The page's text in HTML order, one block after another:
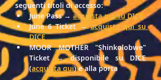
seguenti titoli di accesso:
June Pass → acquista qui su DICE
June 6 Ticket → acquista qui su
DICE
MOOR MOTHER "Shinkolobwe"
Ticket → disponibile su DICE
(acquista qui) e alla porta